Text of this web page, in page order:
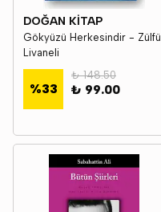
DOĞAN KİTAP
Gökyüzü Herkesindir - Zülfü
Livaneli
%33
₺ 148.50
₺ 99.00